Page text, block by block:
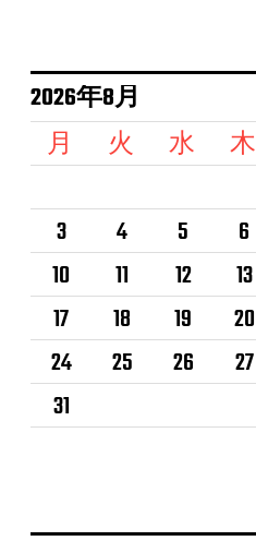
2026年8月
月
火 水 木
3
4 5 6
10
11 12 13
17
18 19 20
24
25 26 27
31